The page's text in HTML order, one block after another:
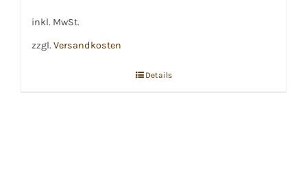
€14,99
inkl. MwSt.
zzgl. Versandkosten
Details